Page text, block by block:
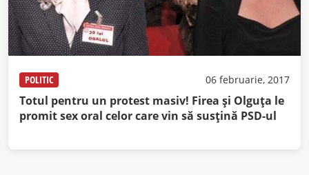
POLITIC 06 februarie, 2017
Totul pentru un protest masiv! Firea și Olguța le
promit sex oral celor care vin să susțină PSD-ul